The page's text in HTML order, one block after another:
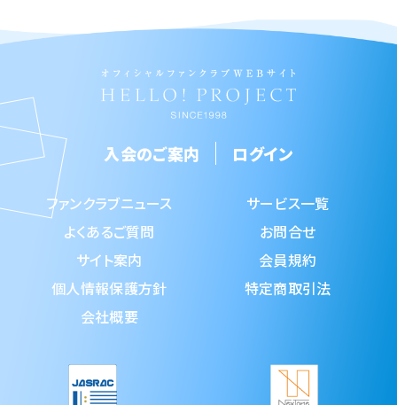
入会のご案内 ログイン
ファンクラブニュース
サービス一覧
よくあるご質問
お問合せ
サイト案内
会員規約
個人情報保護方針
特定商取引法
会社概要